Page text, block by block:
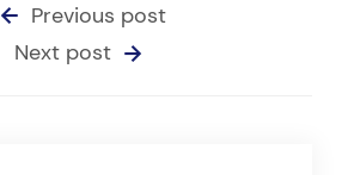
Previous post
Next post